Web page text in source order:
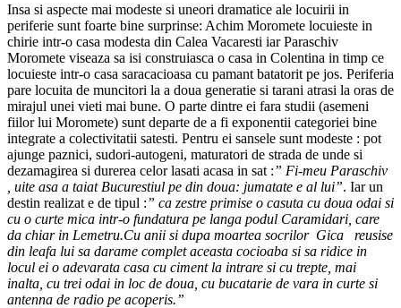
Insa si aspecte mai modeste si uneori dramatice ale locuirii in
periferie sunt foarte bine surprinse: Achim Moromete locuieste in
chirie intr-o casa modesta din Calea Vacaresti iar Paraschiv
Moromete viseaza sa isi construiasca o casa in Colentina in timp ce
locuieste intr-o casa saracacioasa cu pamant batatorit pe jos. Periferia
pare locuita de muncitori la a doua generatie si tarani atrasi la oras de
mirajul unei vieti mai bune. O parte dintre ei fara studii (asemeni
fiilor lui Moromete) sunt departe de a fi exponentii categoriei bine
integrate a colectivitatii satesti. Pentru ei sansele sunt modeste : pot
ajunge paznici, sudori-autogeni, maturatori de strada de unde si
dezamagirea si durerea celor lasati acasa in sat :” Fi-meu Paraschiv
, uite asa a taiat Bucurestiul pe din doua: jumatate e al lui”. Iar un
destin realizat e de tipul :” ca zestre primise o casuta cu doua odai si
cu o curte mica intr-o fundatura pe langa podul Caramidari, care
da chiar in Lemetru.Cu anii si dupa moartea socrilor Gica reusise
din leafa lui sa darame complet aceasta cocioaba si sa ridice in
locul ei o adevarata casa cu ciment la intrare si cu trepte, mai
inalta, cu trei odai in loc de doua, cu bucatarie de vara in curte si
antenna de radio pe acoperis.”